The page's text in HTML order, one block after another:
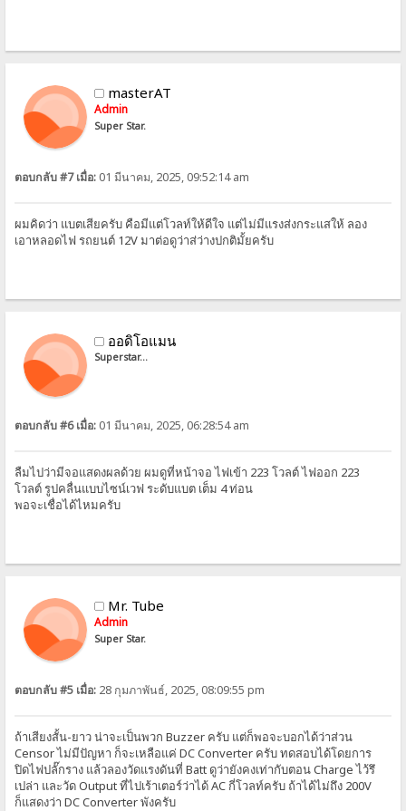
masterAT
Admin
Super Star.
ตอบกลับ #7 เมื่อ: 01 มีนาคม, 2025, 09:52:14 am
ผมคิดว่า แบตเสียครับ คือมีแต่โวลท์ให้ดีใจ แต่ไม่มีแรงส่งกระแสให้ ลอง
เอาหลอดไฟ รถยนต์ 12V มาต่อดูว่าส่ว่างปกติมั้ยครับ
ออดิโอแมน
Superstar...
ตอบกลับ #6 เมื่อ: 01 มีนาคม, 2025, 06:28:54 am
ลืมไปว่ามีจอแสดงผลด้วย ผมดูที่หน้าจอ ไฟเข้า 223 โวลต์ ไฟออก 223
โวลต์ รูปคลื่นแบบไซน์เวฟ ระดับแบต เต็ม 4 ท่อน
พอจะเชื่อได้ไหมครับ
Mr. Tube
Admin
Super Star.
ตอบกลับ #5 เมื่อ: 28 กุมภาพันธ์, 2025, 08:09:55 pm
ถ้าเสียงสั้น-ยาว น่าจะเป็นพวก Buzzer ครับ แต่ก็พอจะบอกได้ว่าส่วน
Censor ไม่มีปัญหา ก็จะเหลือแค่ DC Converter ครับ ทดสอบได้โดยการ
ปิดไฟปลั๊กราง แล้วลองวัดแรงดันที่ Batt ดูว่ายังคงเท่ากับตอน Charge ไว้รึ
เปล่า และวัด Output ที่ไปเร้าเตอร์ว่าได้ AC กี่โวลท์ครับ ถ้าได้ไม่ถึง 200V
ก็แสดงว่า DC Converter พังครับ